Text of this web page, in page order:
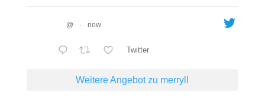
@ · now
Twitter
Weitere Angebot zu merryll